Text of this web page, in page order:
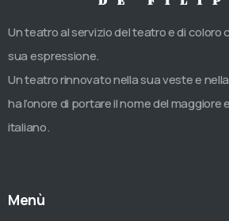
Un teatro al servizio del teatro e di coloro
sua espressione.
Un teatro rinnovato nella sua veste e
ha l’onore di portare il nome del
italiano.
Menù